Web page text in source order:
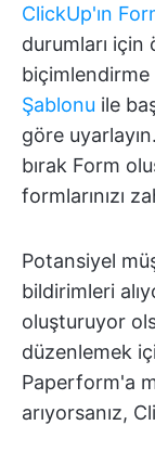
ClickUp'ın
durumları
biçimlendirme
Şablonu ile
göre
bırak Form
formlarınızı
Potansiyel
bildirimleri
oluşturuyor
düzenlemek
Paperform'a
arıyorsanız,